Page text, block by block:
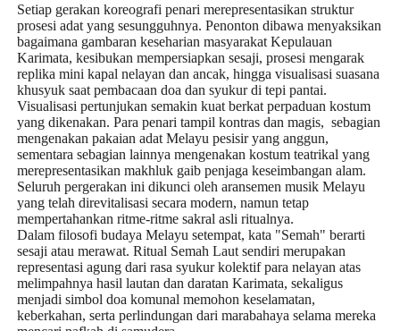
Setiap gerakan koreografi penari merepresentasikan struktur
prosesi adat yang sesungguhnya. Penonton dibawa menyaksikan
bagaimana gambaran keseharian masyarakat Kepulauan
Karimata, kesibukan mempersiapkan sesaji, prosesi mengarak
replika mini kapal nelayan dan ancak, hingga visualisasi suasana
khusyuk saat pembacaan doa dan syukur di tepi pantai.
Visualisasi pertunjukan semakin kuat berkat perpaduan kostum
yang dikenakan. Para penari tampil kontras dan magis, sebagian
mengenakan pakaian adat Melayu pesisir yang anggun,
sementara sebagian lainnya mengenakan kostum teatrikal yang
merepresentasikan makhluk gaib penjaga keseimbangan alam.
Seluruh pergerakan ini dikunci oleh aransemen musik Melayu
yang telah direvitalisasi secara modern, namun tetap
mempertahankan ritme-ritme sakral asli ritualnya.
Dalam filosofi budaya Melayu setempat, kata "Semah" berarti
sesaji atau merawat. Ritual Semah Laut sendiri merupakan
representasi agung dari rasa syukur kolektif para nelayan atas
melimpahnya hasil lautan dan daratan Karimata, sekaligus
menjadi simbol doa komunal memohon keselamatan,
keberkahan, serta perlindungan dari marabahaya selama mereka